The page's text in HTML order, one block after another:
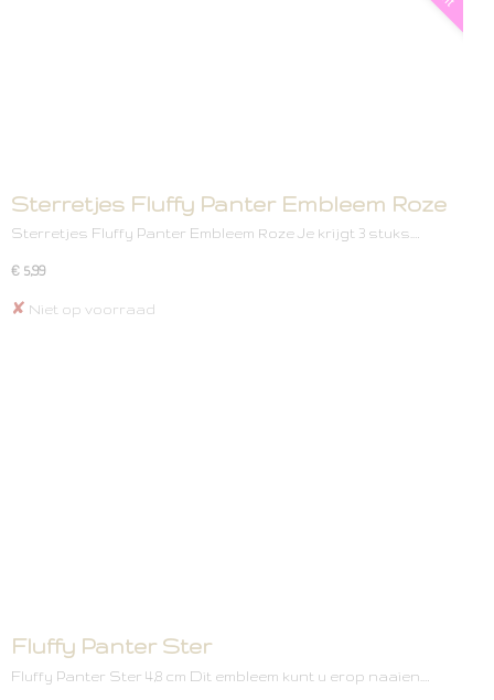
Sterretjes Fluffy Panter Embleem Roze
Sterretjes Fluffy Panter Embleem Roze Je krijgt 3 stuks.…
€ 5,99
✘ Niet op voorraad
Fluffy Panter Ster
Fluffy Panter Ster 4,8 cm Dit embleem kunt u erop naaien.…